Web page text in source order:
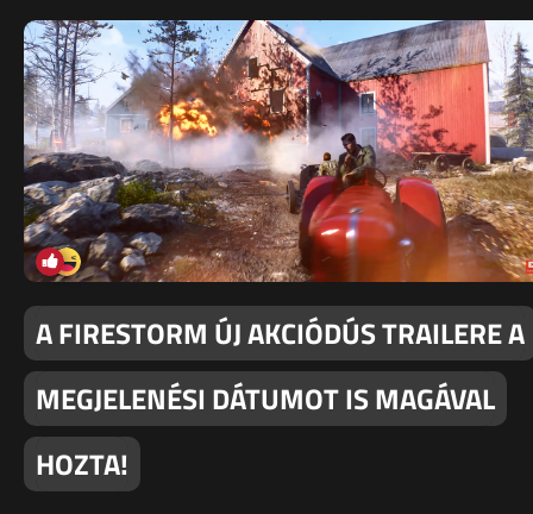
A FIRESTORM ÚJ AKCIÓDÚS TRAILERE A
MEGJELENÉSI DÁTUMOT IS MAGÁVAL
HOZTA!